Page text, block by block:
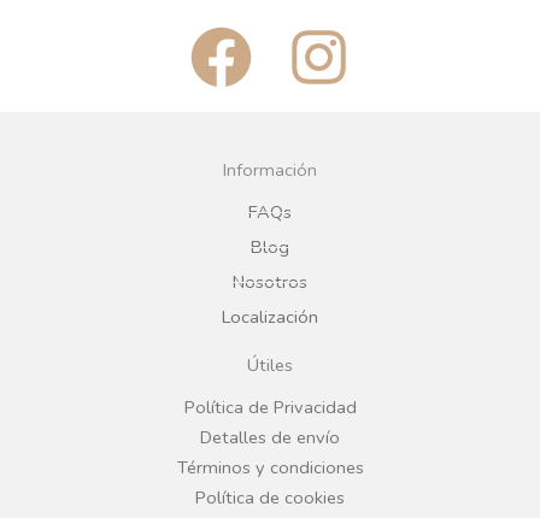
F
a
c
e
b
o
o
k
I
n
g
r
a
Información
FAQs
Blog
Nosotros
Localización
Útiles
Política de Privacidad
Detalles de envío
Términos y condiciones
Política de cookies